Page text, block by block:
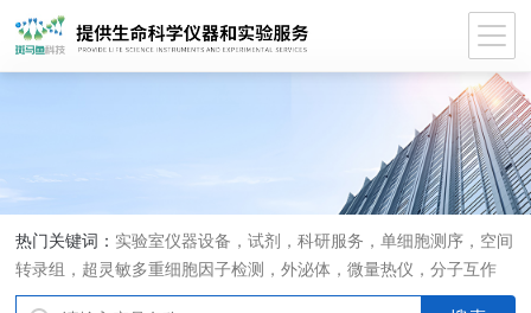
热门关键词： 实验室仪器设备，试剂，科研服务，单细胞测序，空间
转录组，超灵敏多重细胞因子检测，外泌体，微量热仪，分子互作
仪，活细胞成像